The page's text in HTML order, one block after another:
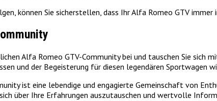
können Sie sicherstellen, dass Ihr Alfa Romeo GTV
Alfa Romeo GTV-Community bei und tauschen Sie sich
und der Begeisterung für diesen legendären Sportwagen
ist eine lebendige und engagierte Gemeinschaft von
über Ihre Erfahrungen auszutauschen und wertvolle